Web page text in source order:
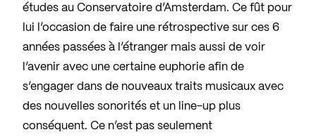
études au Conservatoire d’Amsterdam. Ce fût pour
lui l’occasion de faire une rétrospective sur ces 6
années passées à l’étranger mais aussi de voir
l’avenir avec une certaine euphorie afin de
s’engager dans de nouveaux traits musicaux avec
des nouvelles sonorités et un line-up plus
conséquent. Ce n’est pas seulement